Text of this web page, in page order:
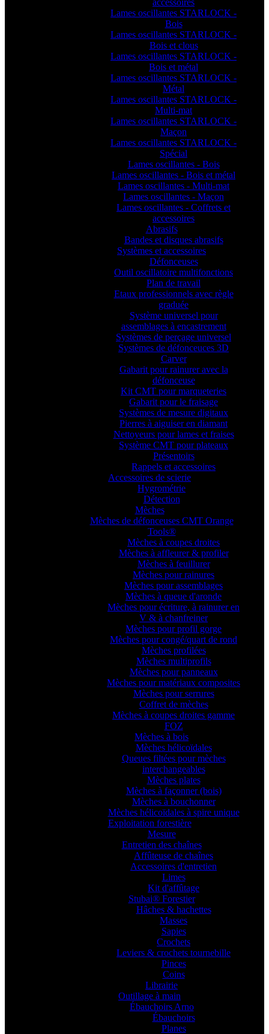
accessoires
Lames oscillantes STARLOCK -
Bois
Lames oscillantes STARLOCK -
Bois et clous
Lames oscillantes STARLOCK -
Bois et métal
Lames oscillantes STARLOCK -
Métal
Lames oscillantes STARLOCK -
Multi-mat
Lames oscillantes STARLOCK -
Maçon
Lames oscillantes STARLOCK -
Spécial
Lames oscillantes - Bois
Lames oscillantes - Bois et métal
Lames oscillantes - Multi-mat
Lames oscillantes - Maçon
Lames oscillantes - Coffrets et
accessoires
Abrasifs
Bandes et disques abrasifs
Systèmes et accessoires
Défonceuses
Outil oscillatoire multifonctions
Plan de travail
Etaux professionnels avec règle
graduée
Système universel pour
assemblages à encastrement
Systèmes de perçage universel
Systèmes de défonceuces 3D
Carver
Gabarit pour rainurer avec la
défonceuse
Kit CMT pour marqueteries
Gabarit pour le fraisage
Systèmes de mesure digitaux
Pierres à aiguiser en diamant
Nettoyeurs pour lames et fraises
Système CMT pour plateaux
Présentoirs
Rappels et accessoires
Accessoires de scierie
Hygrométrie
Détection
Mèches
Mèches de défonceuses CMT Orange
Tools®
Mèches à coupes droites
Mèches à affleurer & profiler
Mèches à feuillurer
Mèches pour rainures
Mèches pour assemblages
Mèches à queue d'aronde
Mèches pour écriture, à rainurer en
V & à chanfreiner
Mèches pour profil gorge
Mèches pour congé/quart de rond
Mèches profilées
Mèches multiprofils
Mèches pour panneaux
Mèches pour matériaux composites
Mèches pour serrures
Coffret de mèches
Mèches à coupes droites gamme
FOZ
Mèches à bois
Mèches hélicoïdales
Queues filtées pour mèches
interchangeables
Mèches plates
Mèches à façonner (bois)
Mèches à bouchonner
Mèches hélicoïdales à spire unique
Exploitation forestière
Mesure
Entretien des chaînes
Affûteuse de chaînes
Accessoires d'entretien
Limes
Kit d'affûtage
Stubai® Forestier
Hâches & hachettes
Masses
Sapies
Crochets
Leviers & crochets tournebille
Pinces
Coins
Librairie
Outillage à main
Ébauchoirs Arno
Ébauchoirs
Planes